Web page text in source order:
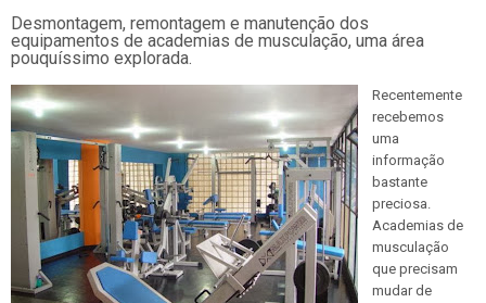
Desmontagem, remontagem e manutenção dos
equipamentos de academias de musculação, uma área
pouquíssimo explorada.
Recentemente
recebemos
uma
informação
bastante
preciosa.
Academias de
musculação
que precisam
mudar de